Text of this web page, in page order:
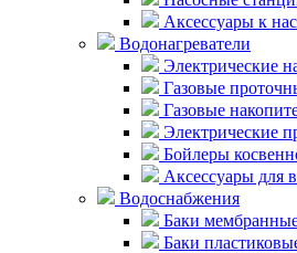
Аксессуары к
Водонагреватели
Электрические
Газовые
Газовые
Электрические
Бойлеры
Аксессуары для
Водоснабжения
Баки
Баки